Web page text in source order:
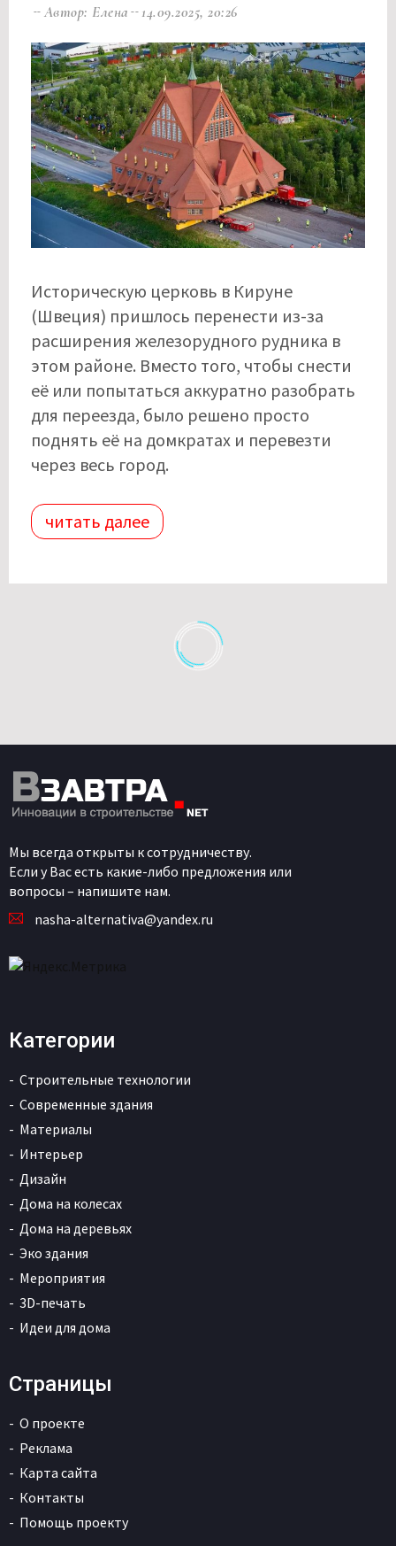
Автор: Елена 14.09.2025, 20:26
Историческую церковь в Кируне
(Швеция) пришлось перенести из-за
расширения железорудного рудника в
этом районе. Вместо того, чтобы снести
её или попытаться аккуратно разобрать
для переезда, было решено просто
поднять её на домкратах и ​​перевезти
через весь город.
читать далее
Мы всегда открыты к сотрудничеству.
Если у Вас есть какие-либо предложения или
вопросы – напишите нам.
nasha-alternativa@yandex.ru
Категории
Строительные технологии
Современные здания
Материалы
Интерьер
Дизайн
Дома на колесах
Дома на деревьях
Эко здания
Мероприятия
3D-печать
Идеи для дома
Страницы
О проекте
Реклама
Карта сайта
Контакты
Помощь проекту